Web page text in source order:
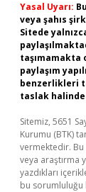
Yasal Uyarı:
veya şahıs
Sitede
taşımamakta
paylaşım
benzerlikleri
taslak
Sitemiz, 5651
Kurumu (BTK)
vermektedir.
veya araştırma
yazdıkları
bu sorumluluğu